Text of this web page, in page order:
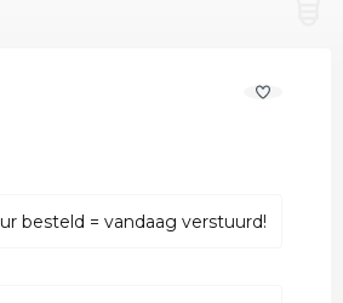
besteld = vandaag verstuurd!